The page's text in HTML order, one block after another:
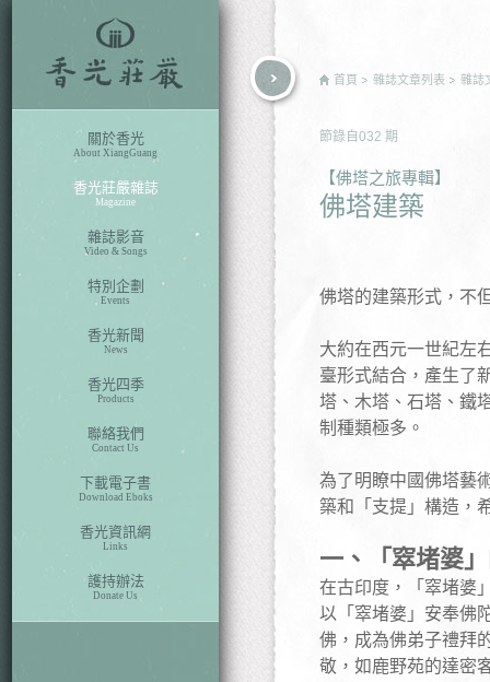
關於香光
About XiangGuang
香光莊嚴雜誌
Magazine
雜誌影音
Video & Songs
特別企劃
Events
香光新聞
News
香光四季
Products
聯絡我們
Contact Us
下載電子書
Download Eboks
香光資訊網
Links
護持辦法
Donate Us
首頁 雜誌文章列表 雜誌
節錄自 032 期
【佛塔之旅專輯】
佛塔建築
佛塔的建築形式，不
大約在西元一世紀左
臺形式結合，產生了
塔、木塔、石塔、鐵
制種類極多。
為了明瞭中國佛塔藝
築和「支提」構造，
一、「窣堵婆
在古印度，「窣堵婆
以「窣堵婆」安奉佛
佛，成為佛弟子禮拜
敬，如鹿野苑的達密